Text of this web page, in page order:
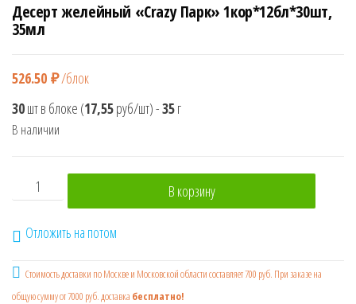
Десерт желейный «Crazy Парк» 1кор*12бл*30шт,
35мл
526.50 ₽/блок
30шт в блоке (17,55руб/шт)-35г
В наличии
Количество товара Десерт желейный "Crazy Парк"
В корзину
Отложить на потом
Стоимость доставки по Москве и Московской области составляет 700 руб. При заказе на
общую сумму от 7000 руб. доставка бесплатно!